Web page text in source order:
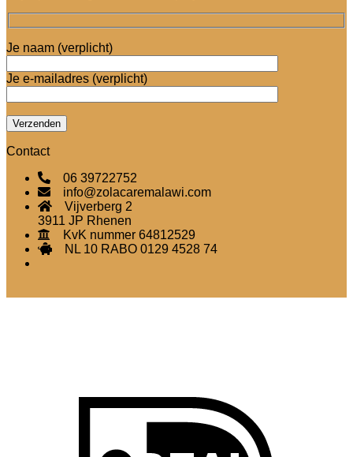
Je naam (verplicht)
Je e-mailadres (verplicht)
Contact
06 39722752
info@zolacaremalawi.com
Vijverberg 2
3911 JP Rhenen
KvK nummer 64812529
NL 10 RABO 0129 4528 74